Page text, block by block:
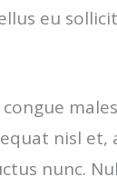
eu
nisl et,
nunc.